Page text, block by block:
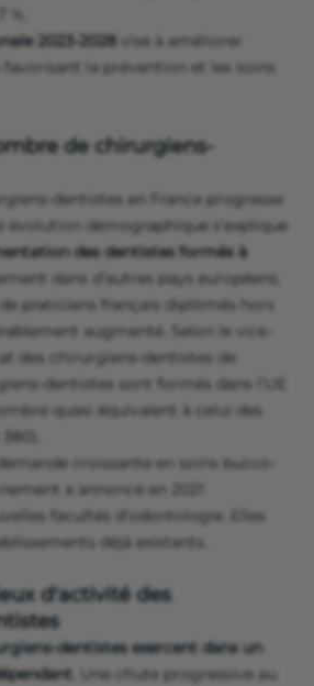
2023-2028 vise à améliorer
favorisant la prévention et les soins
de chirurgiens-
dentistes en France progresse
évolution démographique s’explique
des dentistes formés à
dans d’autres pays européens.
praticiens français diplômés hors
augmenté. Selon le vice-
des chirurgiens-dentistes de
dentistes sont formés dans l’UE
quasi équivalent à celui des
croissante en soins bucco-
a annoncé en 2021
facultés d’odontologie. Elles
déjà existants.
d'activité des
dentistes exercent dans un
. Une chute progressive au